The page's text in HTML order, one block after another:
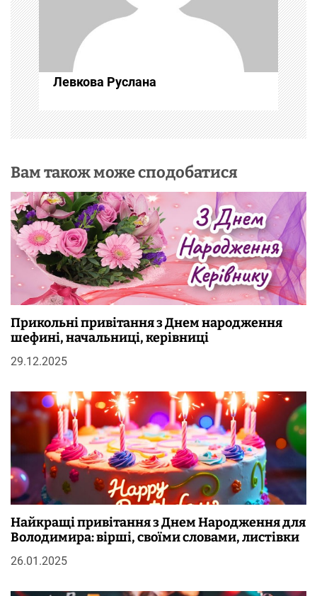
и
с
і
в
Левкова Руслана
Вам також може сподобатися
Прикольні привітання з Днем народження
шефині, начальниці, керівниці
29.12.2025
Найкращі привітання з Днем Народження для
Володимира: вірші, своїми словами, листівки
26.01.2025